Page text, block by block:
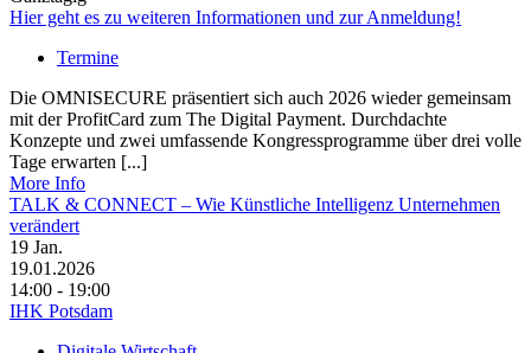
Hier geht es zu weiteren Informationen und zur Anmeldung!
Termine
Die OMNISECURE präsentiert sich auch 2026 wieder gemeinsam
mit der ProfitCard zum The Digital Payment. Durchdachte
Konzepte und zwei umfassende Kongressprogramme über drei volle
Tage erwarten [...]
More Info
TALK & CONNECT – Wie Künstliche Intelligenz Unternehmen
verändert
19 Jan.
19.01.2026
14:00 - 19:00
IHK Potsdam